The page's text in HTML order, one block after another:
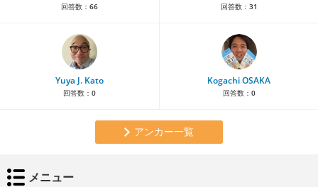
回答数： 66 回答数： 31
Yuya J. Kato
回答数： 0
Kogachi OSAKA
回答数： 0
アンカー一覧
メニュー